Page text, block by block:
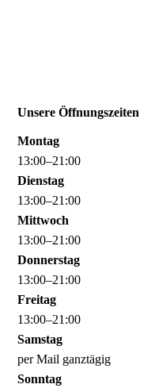
Unsere Öffnungszeiten
Montag
13:00–21 :00
Dienstag
13:00–21 :00
Mittwoch
13:00–21 :00
Donnerstag
13:00–21 :00
Freitag
13:00–21 :00
Samstag
per Mail ganztägig
Sonntag